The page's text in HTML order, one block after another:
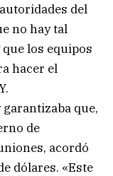
del
no hay tal
los equipos
hacer el
que,
de
acordó
dólares. «Este